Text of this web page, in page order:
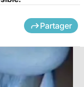
Partager